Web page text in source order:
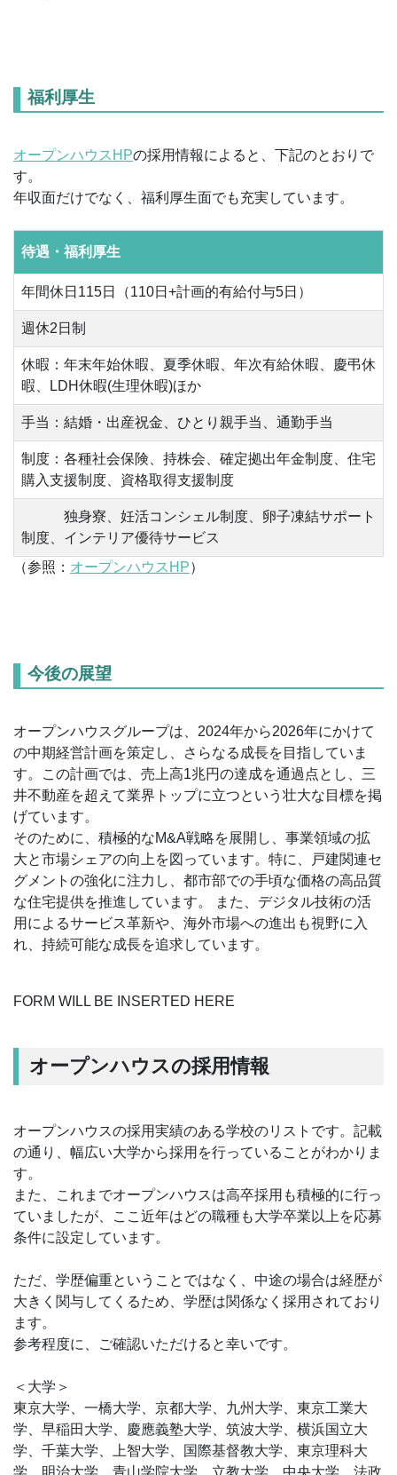
福利厚生
オープンハウスHPの採用情報によると、下記のとおりで
す。
年収面だけでなく、福利厚生面でも充実しています。
待遇・福利厚生
年間休日115日（110日+計画的有給付与5日）
週休2日制
休暇：年末年始休暇、夏季休暇、年次有給休暇、慶弔休
暇、LDH休暇(生理休暇)ほか
手当：結婚・出産祝金、ひとり親手当、通勤手当
制度：各種社会保険、持株会、確定拠出年金制度、住宅
購入支援制度、資格取得支援制度
独身寮、妊活コンシェル制度、卵子凍結サポート
制度、インテリア優待サービス
（参照： オープンハウスHP）
今後の展望
オープンハウスグループは、2024年から2026年にかけて
の中期経営計画を策定し、さらなる成長を目指していま
す。この計画では、売上高1兆円の達成を通過点とし、三
井不動産を超えて業界トップに立つという壮大な目標を掲
げています。
そのために、積極的なM&A戦略を展開し、事業領域の拡
大と市場シェアの向上を図っています。特に、戸建関連セ
グメントの強化に注力し、都市部での手頃な価格の高品質
な住宅提供を推進しています。 また、デジタル技術の活
用によるサービス革新や、海外市場への進出も視野に入
れ、持続可能な成長を追求しています。
FORM WILL BE INSERTED HERE
オープンハウスの採用情報
オープンハウスの採用実績のある学校のリストです。記載
の通り、幅広い大学から採用を行っていることがわかりま
す。
また、これまでオープンハウスは高卒採用も積極的に行っ
ていましたが、ここ近年はどの職種も大学卒業以上を応募
条件に設定しています。
ただ、学歴偏重ということではなく、中途の場合は経歴が
大きく関与してくるため、学歴は関係なく採用されており
ます。
参考程度に、ご確認いただけると幸いです。
＜大学＞
東京大学、一橋大学、京都大学、九州大学、東京工業大
学、早稲田大学、慶應義塾大学、筑波大学、横浜国立大
学、千葉大学、上智大学、国際基督教大学、東京理科大